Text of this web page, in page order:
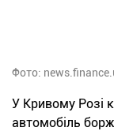
Фото:
У Кривому Розі
автомобіль